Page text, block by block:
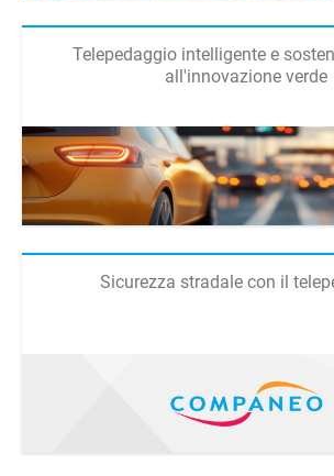
Telepedaggio intelligente e
all'innovazione verde
Sicurezza stradale con il